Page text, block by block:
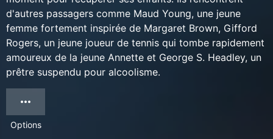
d'autres passagers comme Maud Young, une jeune
femme fortement inspirée de Margaret Brown, Gifford
Rogers, un jeune joueur de tennis qui tombe rapidement
amoureux de la jeune Annette et George S. Headley, un
prêtre suspendu pour alcoolisme.
Options